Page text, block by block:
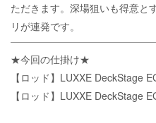
ただきます。深場狙いも得意と
リが連発です。
★今回の仕掛け★
【ロッド】LUXXE DeckStage
【ロッド】LUXXE DeckStage